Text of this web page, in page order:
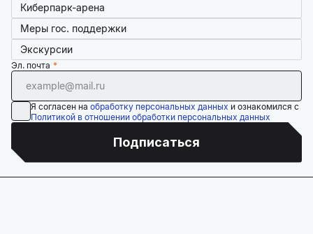
Киберпарк-арена
Меры гос. поддержки
Экскурсии
Эл. почта
Я согласен на обработку персональных данных и ознакомился с
Политикой в отношении обработки персональных данных
Подписаться